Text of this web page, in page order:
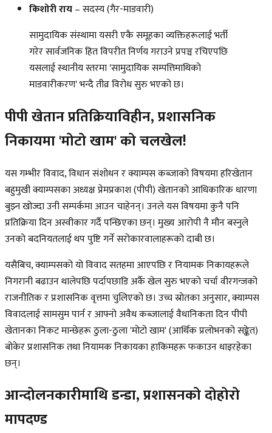
किशोरी राय– सदस्य (गैर-माडवारी)
सामुदायिक संस्थामा यसरी एकै समूहका व्यक्तिहरूलाई भर्ती
गरेर सार्वजनिक हित विपरीत निर्णय गराउने प्रपञ्च रचिएपछि
यसलाई स्थानीय स्तरमा 'सामुदायिक सम्पत्तिमाथिको
माडवारीकरण' भन्दै तीव्र विरोध सुरु भएको छ।
पीपी खेतान प्रतिक्रियाविहीन, प्रशासनिक
निकायमा 'मोटो खाम' को चलखेल!
यस गम्भीर विवाद, विधान संशोधन र क्याम्पस कब्जाको विषयमा हरिखेतान
बहुमुखी क्याम्पसका अध्यक्ष प्रेमप्रकाश (पीपी) खेतानको आधिकारिक धारणा
बुझ्न खोज्दा उनी सम्पर्कमा आउन चाहेनन्। उनले यस विषयमा कुनै पनि
प्रतिक्रिया दिन अस्वीकार गर्दै पन्छिएका छन्। मुख्य आरोपी नै मौन बस्नुले
उनको बदनियतलाई थप पुष्टि गर्ने सरोकारवालाहरूको दाबी छ।
यसैबिच, क्याम्पसको यो विवाद सतहमा आएपछि र नियामक निकायहरूले
निगरानी बढाउन थालेपछि पर्दापछाडि अर्कै खेल सुरु भएको चर्चा वीरगन्जको
राजनीतिक र प्रशासनिक वृत्तमा चुलिएको छ। उच्च स्रोतका अनुसार, क्याम्पस
विवादलाई सामसुम पार्न र आफ्नो अवैध कब्जालाई वैधानिकता दिन पीपी
खेतानका निकट मान्छेहरू ठुला-ठुला 'मोटो खाम' (आर्थिक प्रलोभनको सङ्केत)
बोकेर प्रशासनिक तथा नियामक निकायका हाकिमहरू फकाउन धाइरहेका
छन्।
आन्दोलनकारीमाथि डन्डा, प्रशासनको दोहोरो
मापदण्ड